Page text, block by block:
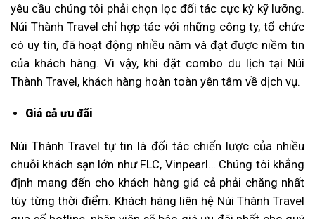
yêu cầu chúng tôi phải chọn lọc đối tác cực kỳ kỹ lưỡng.
Núi Thành Travel chỉ hợp tác với những công ty, tổ chức
có uy tín, đã hoạt động nhiều năm và đạt được niềm tin
của khách hàng. Vì vậy, khi đặt combo du lịch tại Núi
Thành Travel, khách hàng hoàn toàn yên tâm về dịch vụ.
Giá cả ưu đãi
Núi Thành Travel tự tin là đối tác chiến lược của nhiều
chuỗi khách sạn lớn như FLC, Vinpearl… Chúng tôi khẳng
định mang đến cho khách hàng giá cả phải chăng nhất
tùy từng thời điểm. Khách hàng liên hệ Núi Thành Travel